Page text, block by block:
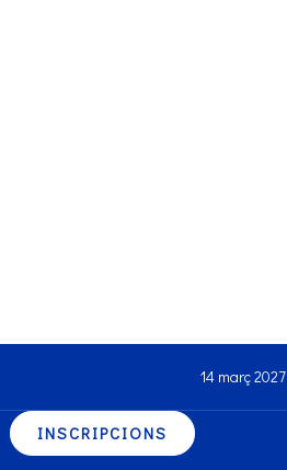
14 març 2027
INSCRIPCIONS